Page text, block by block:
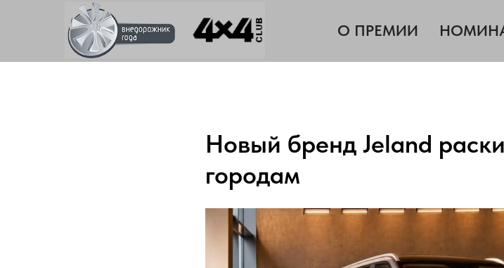
О ПРЕМИИ
Новый бренд Jeland
городам